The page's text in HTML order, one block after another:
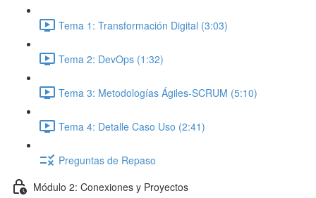
Tema 1: Transformación Digital (3:03)
Tema 2: DevOps (1:32)
Tema 3: Metodologías Ágiles-SCRUM (5:10)
Tema 4: Detalle Caso Uso (2:41)
Preguntas de Repaso
Módulo 2: Conexiones y Proyectos